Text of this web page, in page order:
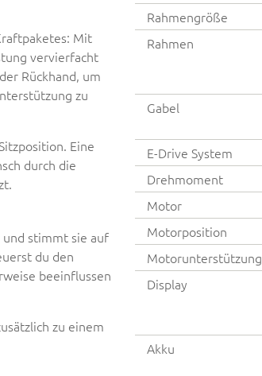
Mit
vervierfacht
Rückhand, um
zu
Eine
durch die
und stimmt sie auf
du den
beeinflussen
zu einem
Rahmengröße
Rahmen
Gabel
E-Drive System
Drehmoment
Motor
Motorposition
Motorunterstützung
Display
Akku